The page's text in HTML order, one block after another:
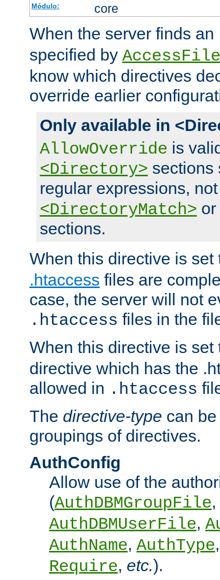
Módulo: core
When the server finds an
specified by
know which directives
override earlier
Only available in
AllowOverride is
<Directory> sections
regular expressions,
<DirectoryMatch> or
sections.
When this directive is
.htaccess files are
case, the server will not
.htaccess files in the
When this directive is
directive which has the
allowed in .htaccess
The directive-type can
groupings of directives.
AuthConfig
Allow use of the
(AuthDBMGroupFile,
AuthDBMUserFile,
AuthName, AuthType
Require, etc.).